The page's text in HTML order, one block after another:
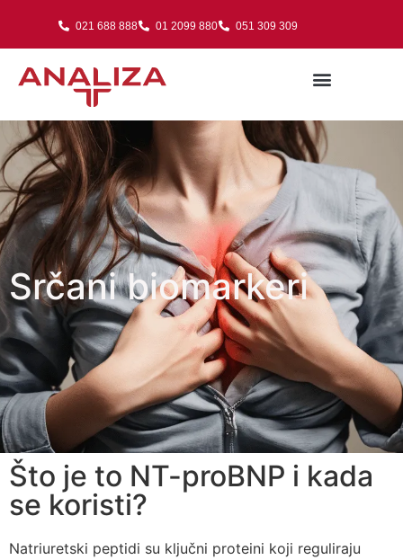
021 688 888 01 2099 880 051 309 309
Srčani biomarkeri
Što je to NT-proBNP i kada
se koristi?
Natriuretski peptidi su ključni proteini koji reguliraju